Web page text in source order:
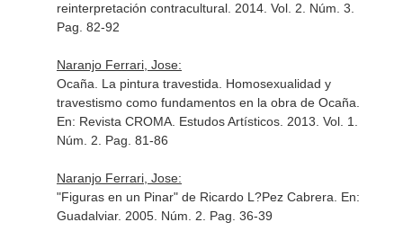
reinterpretación contracultural. 2014. Vol. 2. Núm. 3.
Pag. 82-92
Naranjo Ferrari, Jose:
Ocaña. La pintura travestida. Homosexualidad y
travestismo como fundamentos en la obra de Ocaña.
En: Revista CROMA. Estudos Artísticos. 2013. Vol. 1.
Núm. 2. Pag. 81-86
Naranjo Ferrari, Jose:
"Figuras en un Pinar" de Ricardo L?Pez Cabrera. En:
Guadalviar. 2005. Núm. 2. Pag. 36-39